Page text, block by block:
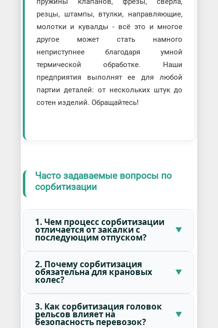
резцы, штампы, втулки, направляющие,
молотки и кувалды - всё это и многое
другое может стать намного
неприступнее благодаря умной
термической обработке. Наши
предприятия выполнят ее для любой
партии деталей: от нескольких штук до
сотен изделий. Обращайтесь!
Часто задаваемые вопросы по
сорбитизации
1. Чем процесс сорбитизации
отличается от закалки с
последующим отпуском?
2. Почему сорбитизация
обязательна для крановых
колес?
3. Как сорбитизация головок
рельсов влияет на
безопасность перевозок?